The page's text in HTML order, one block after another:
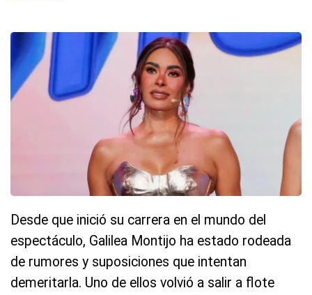
Desde que inició su carrera en el mundo del
espectáculo, Galilea Montijo ha estado rodeada
de rumores y suposiciones que intentan
demeritarla. Uno de ellos volvió a salir a flote